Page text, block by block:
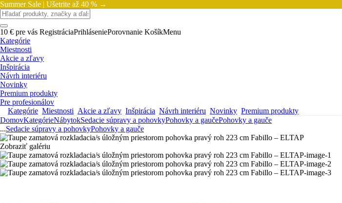
Summer Sale | Ušetrite až 40 % →
10 € pre vás RegistráciaPrihláseniePorovnanie KošíkMenu
Kategórie
Miestnosti
Akcie a zľavy
Inšpirácia
Návrh interiéru
Novinky
Premium produkty
Pre profesionálov
Kategórie Miestnosti Akcie a zľavy Inšpirácia Návrh interiéru Novinky Premium produkty
DomovKategórieNábytokSedacie súpravy a pohovkyPohovky a gaučePohovky a gauče
...Sedacie súpravy a pohovkyPohovky a gauče
Zobraziť galériu